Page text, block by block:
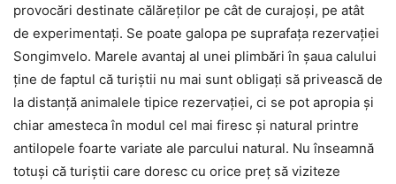
provocări destinate călăreţilor pe cât de curajoşi, pe atât
de experimentaţi. Se poate galopa pe suprafaţa rezervaţiei
Songimvelo. Marele avantaj al unei plimbări în şaua calului
ţine de faptul că turiştii nu mai sunt obligaţi să privească de
la distanţă animalele tipice rezervaţiei, ci se pot apropia şi
chiar amesteca în modul cel mai firesc şi natural printre
antilopele foarte variate ale parcului natural. Nu înseamnă
totuşi că turiştii care doresc cu orice preţ să viziteze